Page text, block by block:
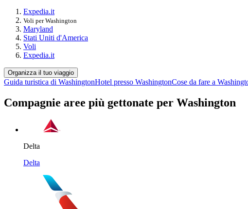
Expedia.it
Voli per Washington
Maryland
Stati Uniti d'America
Voli
Expedia.it
Organizza il tuo viaggio
Guida turistica di WashingtonHotel presso WashingtonCose da fare a
Compagnie aree più gettonate per Washington
Delta
Delta